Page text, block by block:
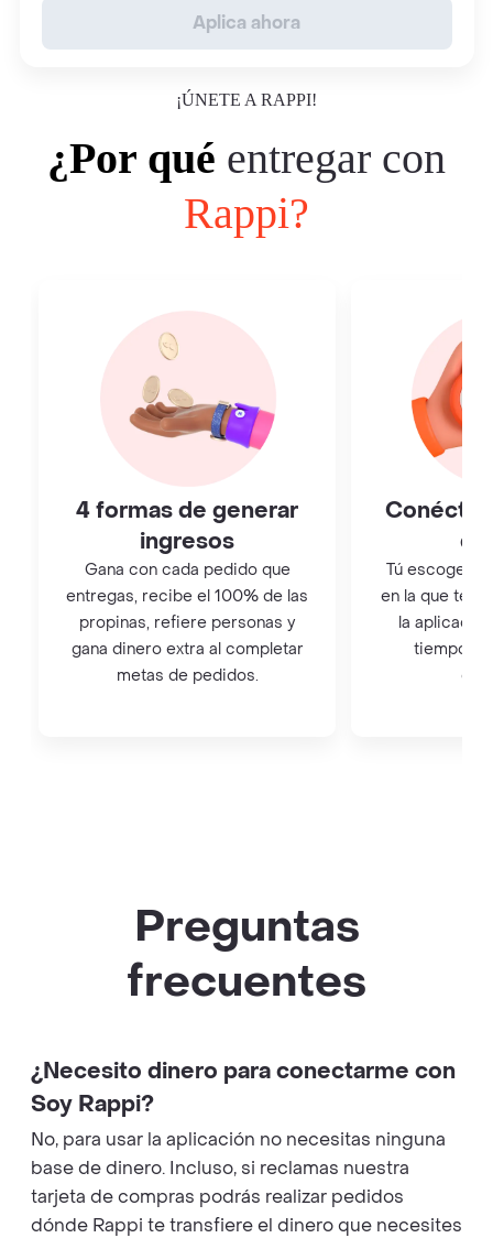
Aplica ahora
¡ÚNETE A RAPPI!
¿Por qué entregar con
Rappi?
4 formas de generar
ingresos
Gana con cada pedido que
entregas, recibe el 100% de las
propinas, refiere personas y
gana dinero extra al completar
metas de pedidos.
Tú escoges
en la que te
la
tiempo
Preguntas
frecuentes
¿Necesito dinero para conectarme con
Soy Rappi?
No, para usar la aplicación no necesitas ninguna
base de dinero. Incluso, si reclamas nuestra
tarjeta de compras podrás realizar pedidos
dónde Rappi te transfiere el dinero que necesites